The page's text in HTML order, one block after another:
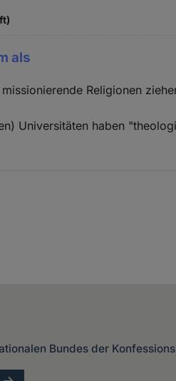
als
Religionen
Universitäten haben
Bundes der